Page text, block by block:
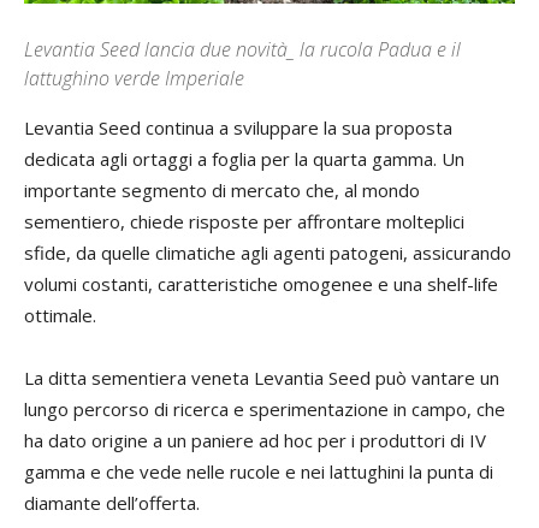
Levantia Seed lancia due novità_ la rucola Padua e il
lattughino verde Imperiale
Levantia Seed continua a sviluppare la sua proposta
dedicata agli ortaggi a foglia per la quarta gamma. Un
importante segmento di mercato che, al mondo
sementiero, chiede risposte per affrontare molteplici
sfide, da quelle climatiche agli agenti patogeni, assicurando
volumi costanti, caratteristiche omogenee e una shelf-life
ottimale.
La ditta sementiera veneta Levantia Seed può vantare un
lungo percorso di ricerca e sperimentazione in campo, che
ha dato origine a un paniere ad hoc per i produttori di IV
gamma e che vede nelle rucole e nei lattughini la punta di
diamante dell’offerta.